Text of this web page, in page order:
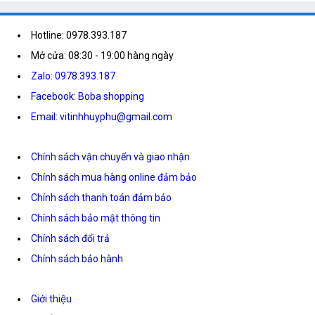
Hotline: 0978.393.187
Mở cửa: 08:30 - 19:00 hàng ngày
Zalo: 0978.393.187
Facebook: Boba shopping
Email: vitinhhuyphu@gmail.com
Chính sách vận chuyển và giao nhận
Chính sách mua hàng online đảm bảo
Chính sách thanh toán đảm bảo
Chính sách bảo mật thông tin
Chính sách đổi trả
Chính sách bảo hành
Giới thiệu